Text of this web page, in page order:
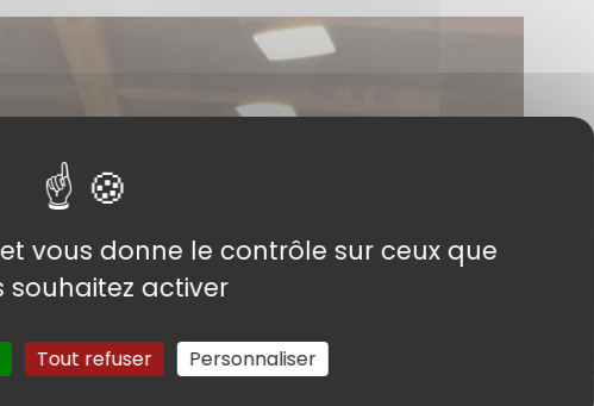
vous donne le contrôle sur ceux que
souhaitez activer
Tout refuser Personnaliser